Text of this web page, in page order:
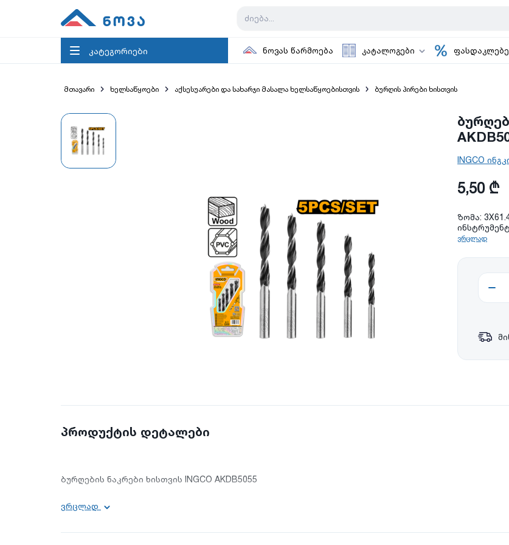
კატეგორიები ნოვას წარმოება კატალოგები
მთავარი ხელსაწყოები აქსესუარები და სახარჯი მასალა ხელსაწყოებისთვის ბურღის პირები ხისთვის
INGCO
5,50 ₾
ზომა:
ვრცლად
პროდუქტის დეტალები
ბურღების ნაკრები ხისთვის INGCO AKDB5055
ძირითადი ინფორმაცია:
ინსტრუმენტების რაოდენობა: 5;
ვრცლად